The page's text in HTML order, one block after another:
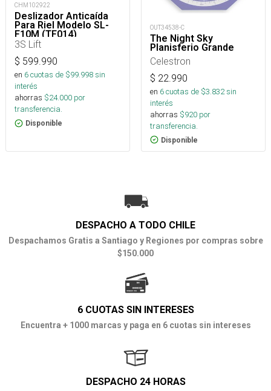
CHM102922
Deslizador Anticaída
Para Riel Modelo SL-
F10M (TF014)
3S Lift
$ 599.990
en 6cuotas de $99.998sin
interés
ahorras $24.000 por
transferencia.
Disponible
OUT34538-C
The Night Sky
Planisferio Grande
Celestron
$ 22.990
en 6cuotas de $3.832sin
interés
ahorras $920 por
transferencia.
Disponible
DESPACHO A TODO CHILE
Despachamos Gratis a Santiago y Regiones por compras sobre
$150.000
6 CUOTAS SIN INTERESES
Encuentra + 1000 marcas y paga en 6 cuotas sin intereses
DESPACHO 24 HORAS